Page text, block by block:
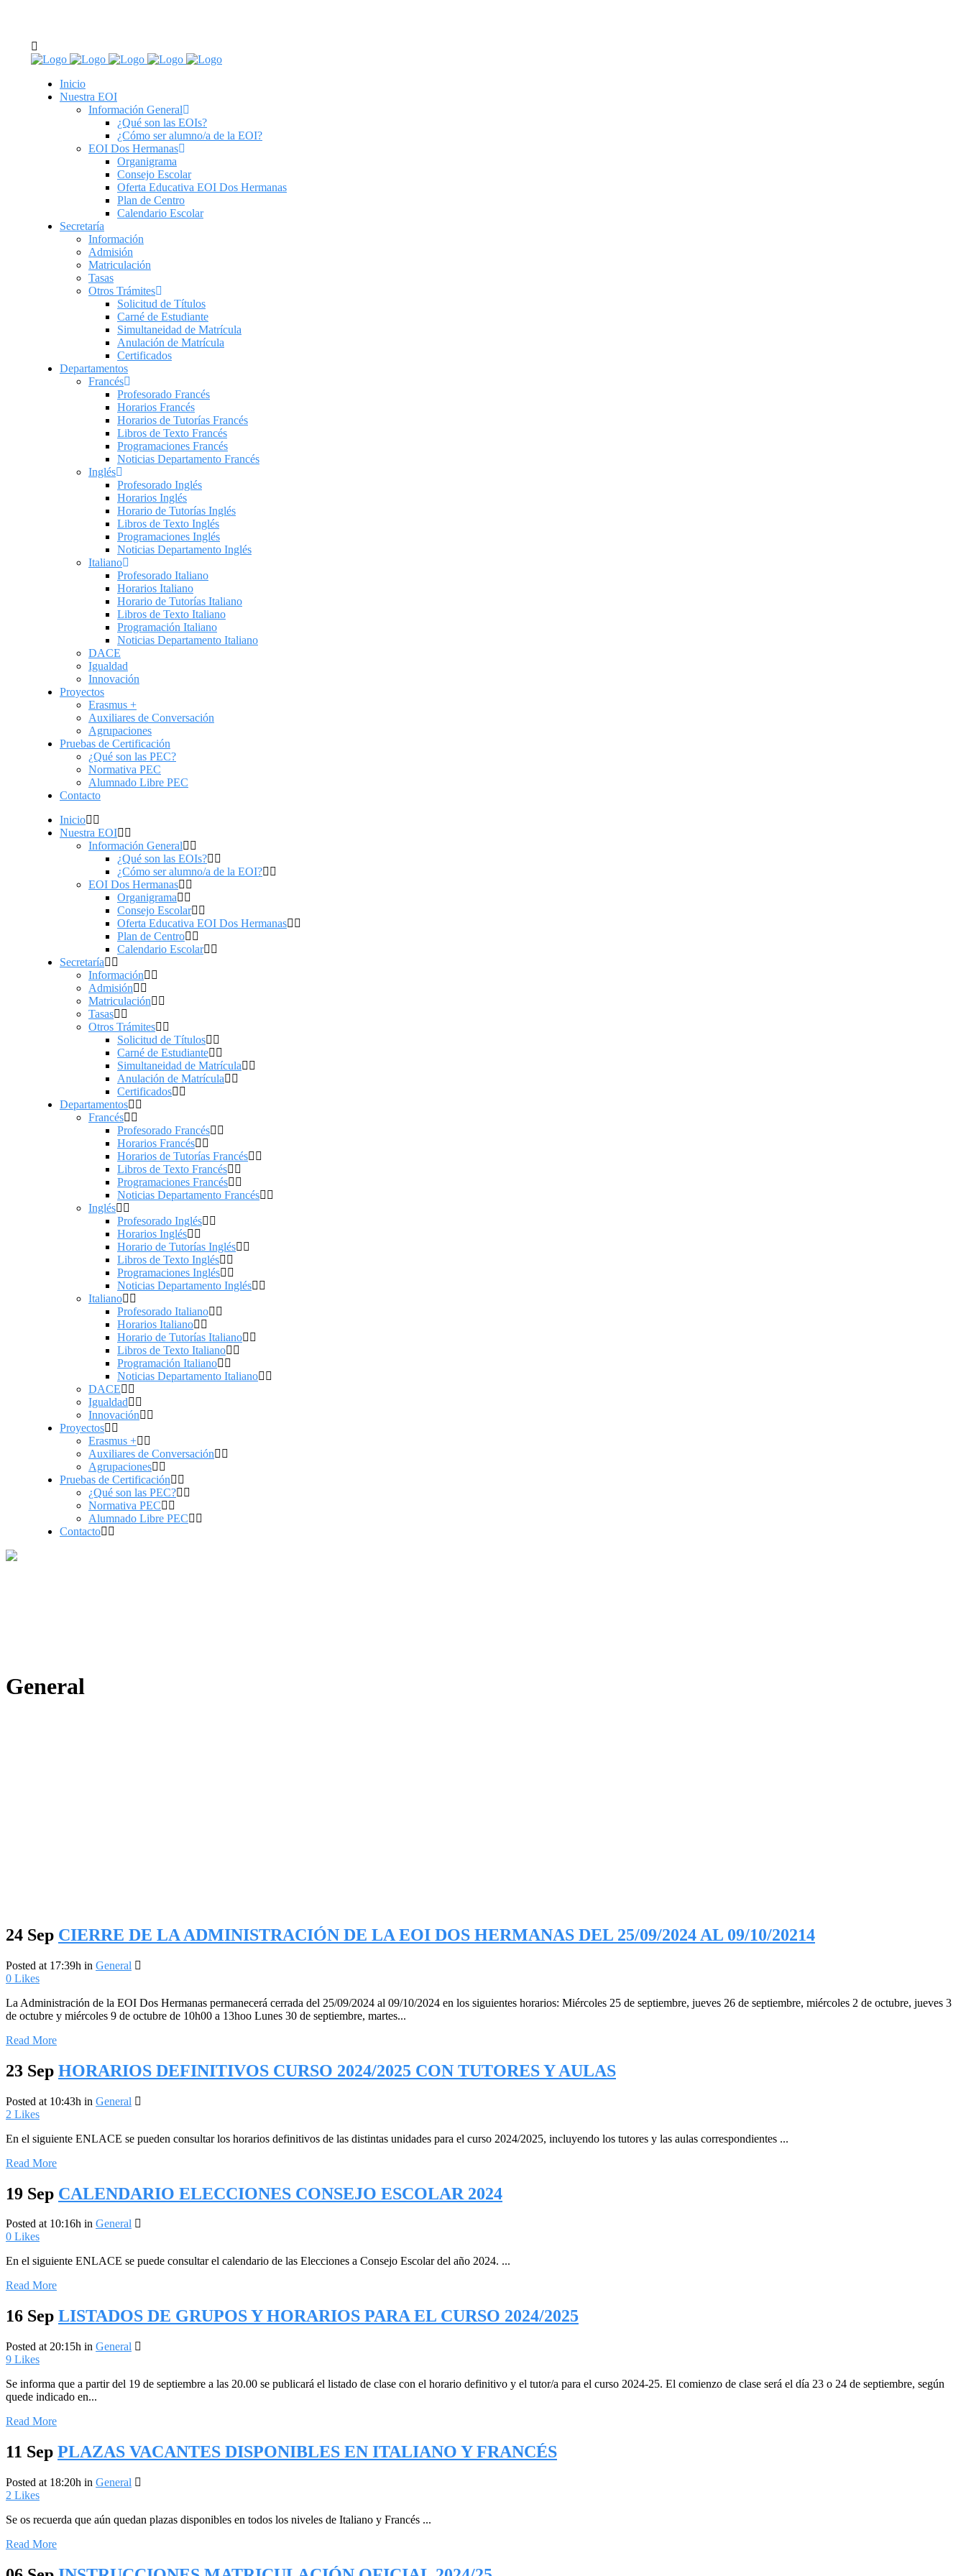
tel: 955 62 43 03
Inicio
Nuestra EOI
Información General
¿Qué son las EOIs?
¿Cómo ser alumno/a de la EOI?
EOI Dos Hermanas
Organigrama
Consejo Escolar
Oferta Educativa EOI Dos Hermanas
Plan de Centro
Calendario Escolar
Secretaría
Información
Admisión
Matriculación
Tasas
Otros Trámites
Solicitud de Títulos
Carné de Estudiante
Simultaneidad de Matrícula
Anulación de Matrícula
Certificados
Departamentos
Francés
Profesorado Francés
Horarios Francés
Horarios de Tutorías Francés
Libros de Texto Francés
Programaciones Francés
Noticias Departamento Francés
Inglés
Profesorado Inglés
Horarios Inglés
Horario de Tutorías Inglés
Libros de Texto Inglés
Programaciones Inglés
Noticias Departamento Inglés
Italiano
Profesorado Italiano
Horarios Italiano
Horario de Tutorías Italiano
Libros de Texto Italiano
Programación Italiano
Noticias Departamento Italiano
DACE
Igualdad
Innovación
Proyectos
Erasmus +
Auxiliares de Conversación
Agrupaciones
Pruebas de Certificación
¿Qué son las PEC?
Normativa PEC
Alumnado Libre PEC
Contacto
Inicio
Nuestra EOI
Información General
¿Qué son las EOIs?
¿Cómo ser alumno/a de la EOI?
EOI Dos Hermanas
Organigrama
Consejo Escolar
Oferta Educativa EOI Dos Hermanas
Plan de Centro
Calendario Escolar
Secretaría
Información
Admisión
Matriculación
Tasas
Otros Trámites
Solicitud de Títulos
Carné de Estudiante
Simultaneidad de Matrícula
Anulación de Matrícula
Certificados
Departamentos
Francés
Profesorado Francés
Horarios Francés
Horarios de Tutorías Francés
Libros de Texto Francés
Programaciones Francés
Noticias Departamento Francés
Inglés
Profesorado Inglés
Horarios Inglés
Horario de Tutorías Inglés
Libros de Texto Inglés
Programaciones Inglés
Noticias Departamento Inglés
Italiano
Profesorado Italiano
Horarios Italiano
Horario de Tutorías Italiano
Libros de Texto Italiano
Programación Italiano
Noticias Departamento Italiano
DACE
Igualdad
Innovación
Proyectos
Erasmus +
Auxiliares de Conversación
Agrupaciones
Pruebas de Certificación
¿Qué son las PEC?
Normativa PEC
Alumnado Libre PEC
Contacto
General
24 Sep CIERRE DE LA ADMINISTRACIÓN DE LA EOI DOS HERMANAS DEL 25/09/2024 AL 09/10/20214
Posted at 17:39h in General
0 Likes
La Administración de la EOI Dos Hermanas permanecerá cerrada del 25/09/2024 al 09/10/2024 en los siguientes horarios: Miércoles 25 de septiembre, jueves 26 de septiembre, miércoles 2 de octubre, jueves 3
de octubre y miércoles 9 de octubre de 10h00 a 13hoo Lunes 30 de septiembre, martes...
Read More
23 Sep HORARIOS DEFINITIVOS CURSO 2024/2025 CON TUTORES Y AULAS
Posted at 10:43h in General
2 Likes
En el siguiente ENLACE se pueden consultar los horarios definitivos de las distintas unidades para el curso 2024/2025, incluyendo los tutores y las aulas correspondientes ...
Read More
19 Sep CALENDARIO ELECCIONES CONSEJO ESCOLAR 2024
Posted at 10:16h in General
0 Likes
En el siguiente ENLACE se puede consultar el calendario de las Elecciones a Consejo Escolar del año 2024. ...
Read More
16 Sep LISTADOS DE GRUPOS Y HORARIOS PARA EL CURSO 2024/2025
Posted at 20:15h in General
9 Likes
Se informa que a partir del 19 de septiembre a las 20.00 se publicará el listado de clase con el horario definitivo y el tutor/a para el curso 2024-25. El comienzo de clase será el día 23 o 24 de septiembre, según
quede indicado en...
Read More
11 Sep PLAZAS VACANTES DISPONIBLES EN ITALIANO Y FRANCÉS
Posted at 18:20h in General
2 Likes
Se os recuerda que aún quedan plazas disponibles en todos los niveles de Italiano y Francés ...
Read More